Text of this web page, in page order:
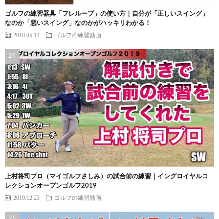
ゴルフの練習器具「フレループ」の使い方｜自分が「正しいスイング」
なのか「悪いスイング」なのかがハッキリわかる！
2018.05.14 ゴルフの練習動画
上村将司プロ（マイゴルフさしみ）の試合前の練習｜イングロイヤルコ
レクションオープンゴルフ2019
2019.12.23 ゴルフの練習動画